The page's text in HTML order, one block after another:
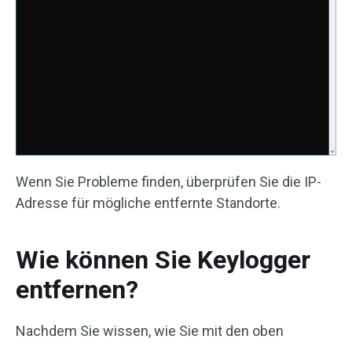
Wenn Sie Probleme finden, überprüfen Sie die IP-
Adresse für mögliche entfernte Standorte.
Wie können Sie Keylogger
entfernen?
Nachdem Sie wissen, wie Sie mit den oben